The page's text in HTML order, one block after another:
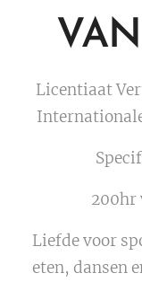
VAN
Licentiaat
200hr
Liefde voor
eten, dansen